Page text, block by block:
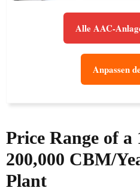
Alle AAC-
Anpassen
Price Range of a
200,000 CBM/
Plant